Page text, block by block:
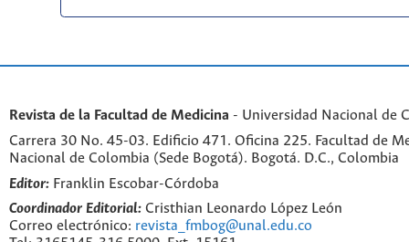
Revista de la Facultad de Medicina - Universidad Nacional de
Carrera 30 No. 45-03. Edificio 471. Oficina 225. Facultad de
Nacional de Colombia (Sede Bogotá). Bogotá. D.C., Colombia
Editor: Franklin Escobar-Córdoba
Coordinador Editorial: Cristhian Leonardo López León
Correo electrónico: revista_fmbog@unal.edu.co